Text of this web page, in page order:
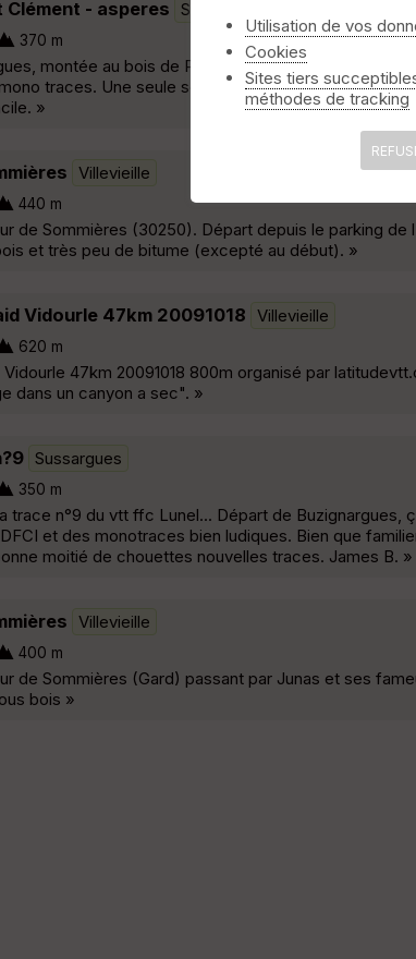
Clément - asperes Sussargues
370 m
montée au bois de Paris, puis descente vers St
traces. Une seule section courte de poussette,
»
Villevieille
440 m
de Sommières (30250). Départ depuis le parking
et très peu de bitume (excepté au début). »
Vidourle 47km 20091018 Villevieille
620 m
47km 20091018 800m organisé par
dans un canyon a sec". »
Sussargues
350 m
trace n°9 du vtt ffc Lunel... Départ de
et des monotraces bien ludiques. Bien que
moitié de chouettes nouvelles traces. James B. »
Villevieille
400 m
de Sommières (Gard) passant par Junas et ses
bois »
Utilisation de vos
Cookies
Sites tiers
méthodes de tracking